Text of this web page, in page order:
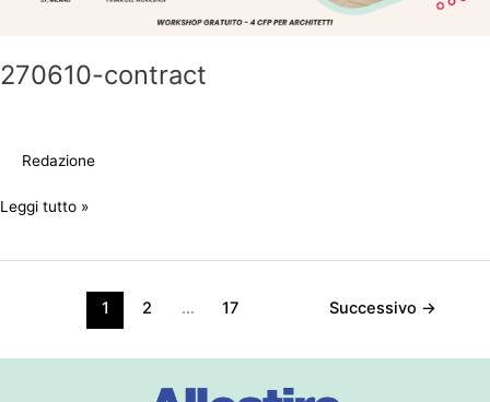
270610-contract
Redazione
Leggi tutto »
1 2 … 17 Successivo →